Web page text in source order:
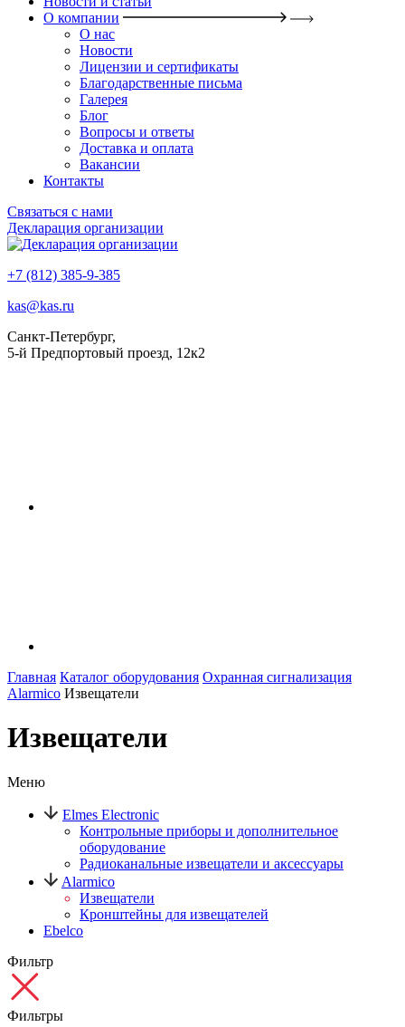
О компании
О нас
Новости
Лицензии и сертификаты
Благодарственные письма
Галерея
Блог
Вопросы и ответы
Доставка и оплата
Вакансии
Контакты
Связаться с нами
Декларация организации
+7 (812) 385-9-385
kas@kas.ru
Санкт-Петербург,
5-й Предпортовый проезд, 12к2
Главная Каталог оборудования Охранная сигнализация
Alarmico Извещатели
Извещатели
Меню
Elmes Electronic
Контрольные приборы и дополнительное
оборудование
Радиоканальные извещатели и аксессуары
Alarmico
Извещатели
Кронштейны для извещателей
Ebelco
Фильтр
Фильтры